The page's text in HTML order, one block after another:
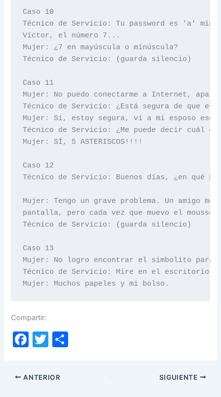
Caso 10
Técnico de Servicio: Tu password es 'a'
Víctor, el número 7...
Mujer: ¿7 en mayúscula o minúscula?
Técnico de Servicio: (guarda silencio)
Caso 11
Mujer: No puedo conectarme a Internet,
Técnico de Servicio: ¿Está segura de que
Mujer: Sí, estoy segura, ví a mi esposo
Técnico de Servicio: ¿Me puede decir cuál
Mujer: SÍ, 5 ASTERISCOS!!!!
Caso 12
Técnico de Servicio: Buenos días, ¿en qué
Mujer: Tengo un grave problema. Un amigo
pantalla, pero cada vez que muevo el mousse
Técnico de Servicio: (guarda silencio)
Caso 13
Mujer: No logro encontrar el simbolito para
Técnico de Servicio: Mire en el escritorio.
Mujer: Muchos papeles y mi bolso.
Compartir:
F
c
e
T
itt
er
ANTERIOR SIGUIENTE